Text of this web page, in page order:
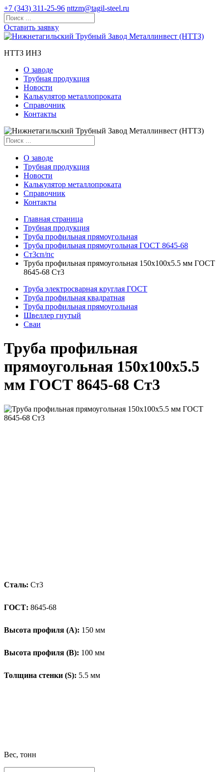
+7 (343) 311-25-96 nttzm@tagil-steel.ru
Оставить заявку
НТТЗ ИНЗ
О заводе
Трубная продукция
Новости
Калькулятор металлопроката
Справочник
Контакты
О заводе
Трубная продукция
Новости
Калькулятор металлопроката
Справочник
Контакты
Главная страница
Трубная продукция
Труба профильная прямоугольная
Труба профильная прямоугольная ГОСТ 8645-68
Ст3сп/пс
Труба профильная прямоугольная 150x100x5.5 мм ГОСТ
8645-68 Ст3
Труба электросварная круглая ГОСТ
Труба профильная квадратная
Труба профильная прямоугольная
Швеллер гнутый
Сваи
Труба профильная
прямоугольная 150x100x5.5
мм ГОСТ 8645-68 Ст3
Сталь: Ст3
ГОСТ: 8645-68
Высота профиля (А): 150 мм
Высота профиля (B): 100 мм
Толщина стенки (S): 5.5 мм
Вес, тонн